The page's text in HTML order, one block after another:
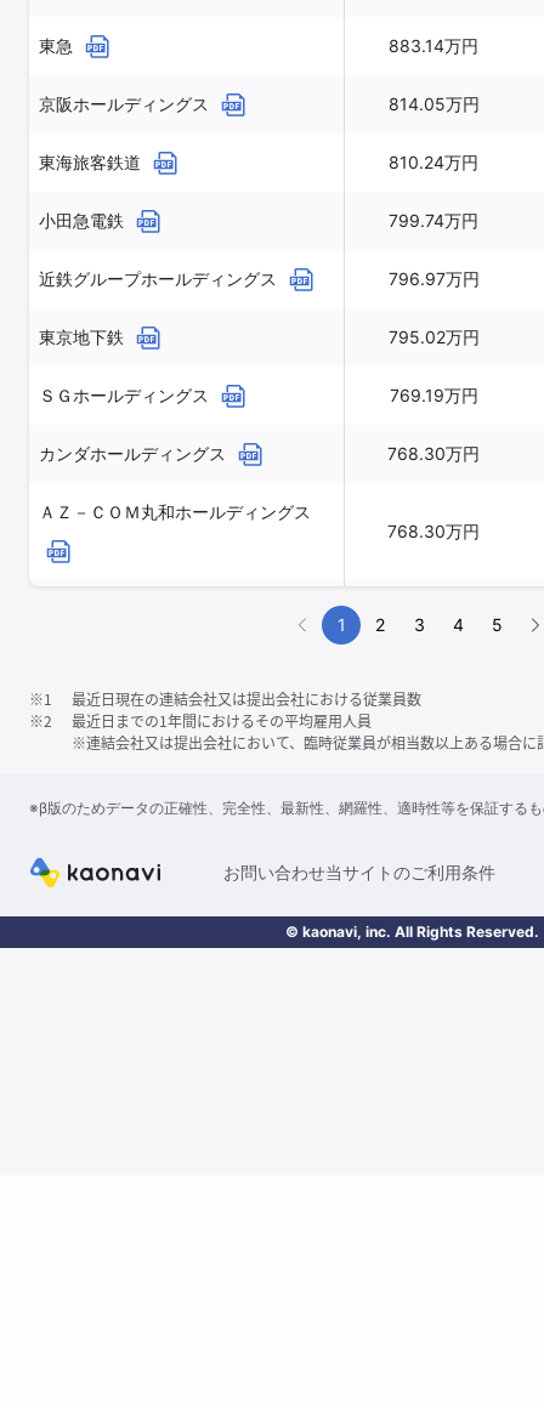
東急 883.14万円
京阪ホールディングス 814.05万円
東海旅客鉄道 810.24万円
小田急電鉄 799.74万円
近鉄グループホールディングス 796.97万円
東京地下鉄 795.02万円
ＳＧホールディングス 769.19万円
カンダホールディングス 768.30万円
ＡＺ－ＣＯＭ丸和ホールディングス
768.30万円
1 2 3 4 5
※1
最近日現在の連結会社又は提出会社における従業員数
※2
最近日までの1年間におけるその平均雇用人員
※連結会社又は提出会社において、臨時従業員が相当数以上ある場合に
※β版のためデータの正確性、完全性、最新性、網羅性、適時性等を保証する
お問い合わせ当サイトのご利用条件
© kaonavi, inc. All Rights Reserved.